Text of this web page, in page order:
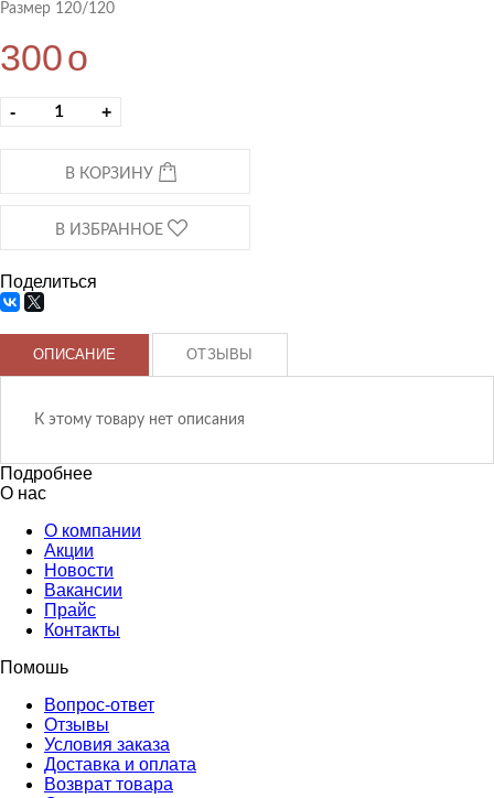
Размер 120/120
300o
- +
В КОРЗИНУ
В ИЗБРАННОЕ
Поделиться
ОПИСАНИЕ ОТЗЫВЫ
К этому товару нет описания
Подробнее
О нас
О компании
Акции
Новости
Вакансии
Прайс
Контакты
Помошь
Вопрос-ответ
Отзывы
Условия заказа
Доставка и оплата
Возврат товара